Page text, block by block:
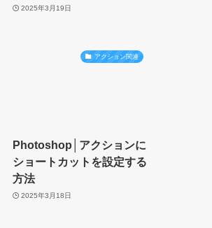
2025年3月19日
アクション関連
Photoshop│アクションに
ショートカットを設定する
方法
2025年3月18日